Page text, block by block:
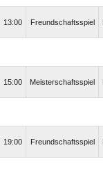
13:00 Freundschaftsspiel
15:00 Meisterschaftsspiel
19:00 Freundschaftsspiel